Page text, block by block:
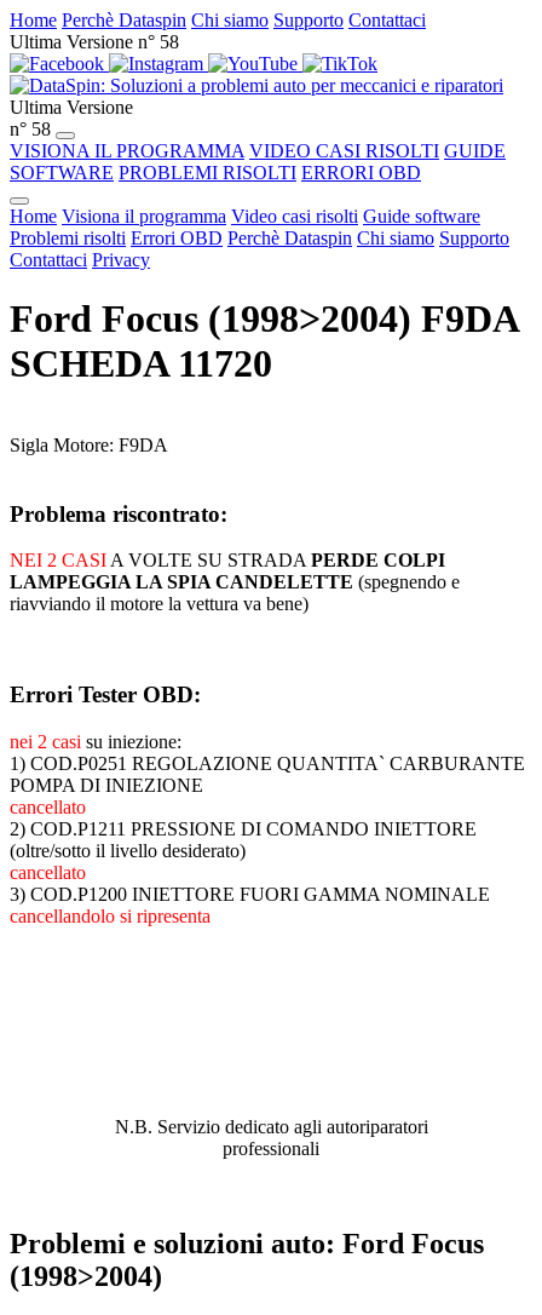
Home Perchè Dataspin Chi siamo Supporto Contattaci
Ultima Versione n° 58
Ultima Versione
n° 58
VISIONA IL PROGRAMMA VIDEO CASI RISOLTI GUIDE
SOFTWARE PROBLEMI RISOLTI ERRORI OBD
Home Visiona il programma Video casi risolti Guide software
Problemi risolti Errori OBD Perchè Dataspin Chi siamo Supporto
Contattaci Privacy
Ford Focus (1998>2004) F9DA
SCHEDA 11720
Sigla Motore: F9DA
Problema riscontrato:
NEI 2 CASI A VOLTE SU STRADA PERDE COLPI
LAMPEGGIA LA SPIA CANDELETTE (spegnendo e
riavviando il motore la vettura va bene)
Errori Tester OBD:
nei 2 casi su iniezione:
1) COD.P0251 REGOLAZIONE QUANTITA` CARBURANTE
POMPA DI INIEZIONE
cancellato
2) COD.P1211 PRESSIONE DI COMANDO INIETTORE
(oltre/sotto il livello desiderato)
cancellato
3) COD.P1200 INIETTORE FUORI GAMMA NOMINALE
cancellandolo si ripresenta
N.B. Servizio dedicato agli autoriparatori
professionali
Problemi e soluzioni auto: Ford Focus
(1998>2004)